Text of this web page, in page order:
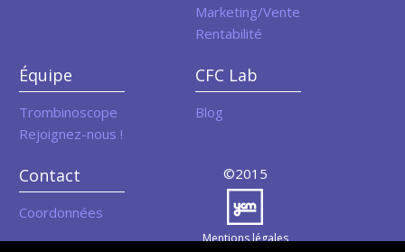
Marketing/Vente
Rentabilité
Équipe
Trombinoscope
Rejoignez-nous !
CFC Lab
Blog
Contact
Coordonnées
©2015
Mentions légales